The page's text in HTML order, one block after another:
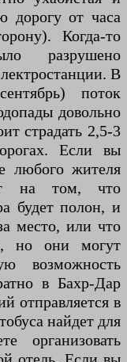
дорогу от часа
Когда-то
разрушено
В
поток
довольно
страдать 2,5-3
Если вы
любого жителя
на том, что
будет полон, и
место, или что
но они могут
возможность
в Бахр-Дар
отправляется в
найдет для
организовать